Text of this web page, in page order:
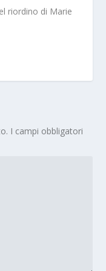
riordino di Marie
I campi obbligatori